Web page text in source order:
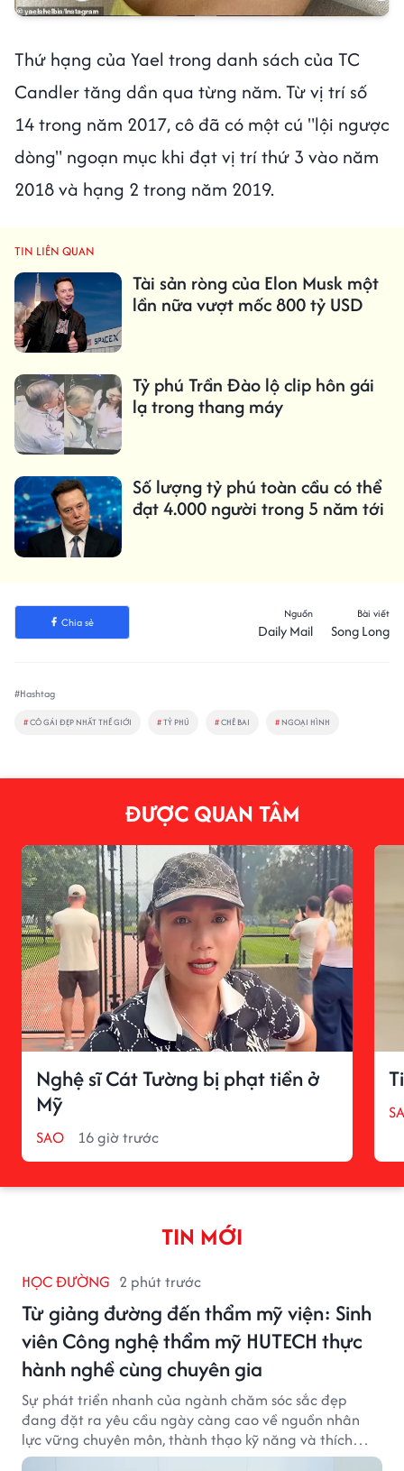
Thứ hạng của Yael trong danh sách của TC
Candler tăng dần qua từng năm. Từ vị trí số
14 trong năm 2017, cô đã có một cú "lội ngược
dòng" ngoạn mục khi đạt vị trí thứ 3 vào năm
2018 và hạng 2 trong năm 2019.
TIN LIÊN QUAN
Tài sản ròng của Elon Musk một
lần nữa vượt mốc 800 tỷ USD
Tỷ phú Trần Đào lộ clip hôn gái
lạ trong thang máy
Số lượng tỷ phú toàn cầu có thể
đạt 4.000 người trong 5 năm tới
Chia sẻ
Nguồn
Daily Mail
Bài viết
Song Long
#Hashtag
#CÔ GÁI ĐẸP NHẤT THẾ GIỚI #TỶ PHÚ #CHÊ BAI # NGOẠI HÌNH
ĐƯỢC QUAN TÂM
Nghệ sĩ Cát Tường bị phạt tiền ở
Mỹ
SAO 16 giờ trước
TIN MỚI
HỌC ĐƯỜNG 2 phút trước
Từ giảng đường đến thẩm mỹ viện: Sinh
viên Công nghệ thẩm mỹ HUTECH thực
hành nghề cùng chuyên gia
Sự phát triển nhanh của ngành chăm sóc sắc đẹp
đang đặt ra yêu cầu ngày càng cao về nguồn nhân
lực vững chuyên môn, thành thạo kỹ năng và thích
ứng với công nghệ hiện đại.